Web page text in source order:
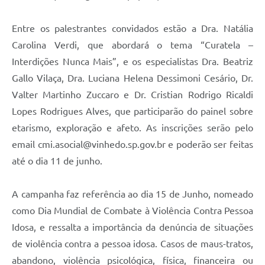
Entre os palestrantes convidados estão a Dra. Natália
Carolina Verdi, que abordará o tema “Curatela –
Interdições Nunca Mais”, e os especialistas Dra. Beatriz
Gallo Vilaça, Dra. Luciana Helena Dessimoni Cesário, Dr.
Valter Martinho Zuccaro e Dr. Cristian Rodrigo Ricaldi
Lopes Rodrigues Alves, que participarão do painel sobre
etarismo, exploração e afeto. As inscrições serão pelo
email cmi.asocial@vinhedo.sp.gov.br e poderão ser feitas
até o dia 11 de junho.
A campanha faz referência ao dia 15 de Junho, nomeado
como Dia Mundial de Combate à Violência Contra Pessoa
Idosa, e ressalta a importância da denúncia de situações
de violência contra a pessoa idosa. Casos de maus-tratos,
abandono, violência psicológica, física, financeira ou